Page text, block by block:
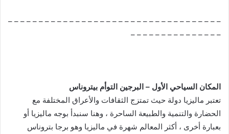
– – – – – – – – – – – – – – – – – – – – – – – – – – – – – – – – – – –
– – – – – – – – – – – – – – –
المكان السياحي الأول – البرجين التوأم بيتروناس
تعتبر ماليزيا دولة حيث تمتزج الثقافات والأعراق المختلفة مع
الحضارة والتنمية والطبيعة الساحرة ، وهنا سنبدأ بوجه ماليزيا أو
بعبارة أخرى ، أكثر المعالم شهرة في ماليزيا وهو برجا بتروناس